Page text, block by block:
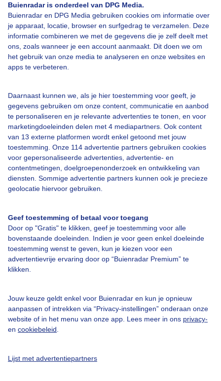
Buienradar is onderdeel van DPG Media.
Buienradar en DPG Media gebruiken cookies om informatie over
je apparaat, locatie, browser en surfgedrag te verzamelen. Deze
informatie combineren we met de gegevens die je zelf deelt met
ons, zoals wanneer je een account aanmaakt. Dit doen we om
het gebruik van onze media te analyseren en onze websites en
apps te verbeteren.
Daarnaast kunnen we, als je hier toestemming voor geeft, je
gegevens gebruiken om onze content, communicatie en aanbod
te personaliseren en je relevante advertenties te tonen, en voor
marketingdoeleinden delen met 4 mediapartners. Ook content
van 13 externe platformen wordt enkel getoond met jouw
toestemming. Onze 114 advertentie partners gebruiken cookies
voor gepersonaliseerde advertenties, advertentie- en
contentmetingen, doelgroepenonderzoek en ontwikkeling van
diensten. Sommige advertentie partners kunnen ook je precieze
geolocatie hiervoor gebruiken.
Geef toestemming of betaal voor toegang
Door op "Gratis" te klikken, geef je toestemming voor alle
bovenstaande doeleinden. Indien je voor geen enkel doeleinde
toestemming wenst te geven, kun je kiezen voor een
advertentievrije ervaring door op “Buienradar Premium” te
klikken.
Jouw keuze geldt enkel voor Buienradar en kun je opnieuw
aanpassen of intrekken via “Privacy-instellingen” onderaan onze
website of in het menu van onze app. Lees meer in ons privacy-
en cookiebeleid
Lijst met advertentiepartners
Een moment geduld aub...
Over Buienradar
Bedrijfsgegevens
Veelgestelde vragen
Toegankelijkheid
Gebruikersvoorwaarden
Adverteren
Buienradar Team
Cookie beleid
Privacy instellingen
Gratis weerdata
@BuienradarNL